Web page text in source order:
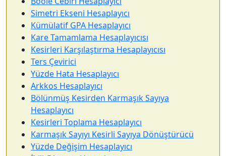
Simetri Ekseni Hesaplayıcı
Kümülatif GPA Hesaplayıcı
Kare Tamamlama Hesaplayıcısı
Kesirleri Karşılaştırma Hesaplayıcısı
Ters Çevirici
Yüzde Hata Hesaplayıcı
Arkkos Hesaplayıcı
Bölünmüş Kesirden Karmaşık Sayıya
Hesaplayıcı
Kesirleri Toplama Hesaplayıcı
Karmaşık Sayıyı Kesirli Sayıya Dönüştürücü
Yüzde Değişim Hesaplayıcı